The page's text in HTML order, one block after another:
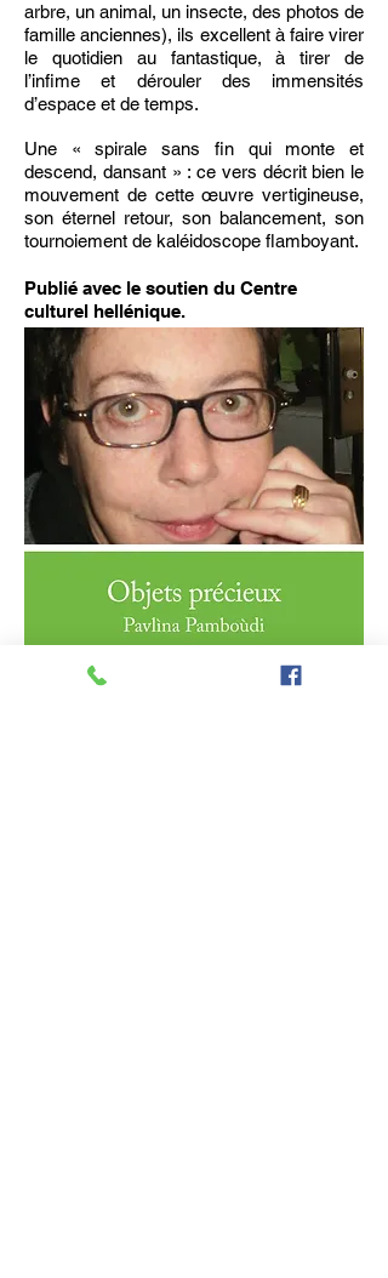
arbre, un animal, un insecte, des photos de
famille anciennes), ils excellent à faire virer
le quotidien au fantastique, à tirer de
l’infime et dérouler des immensités
d’espace et de temps.
Une « spirale sans fin qui monte et
descend, dansant » : ce vers décrit bien le
mouvement de cette œuvre vertigineuse,
son éternel retour, son balancement, son
tournoiement de kaléidoscope flamboyant.
Publié avec le soutien du Centre
culturel hellénique.